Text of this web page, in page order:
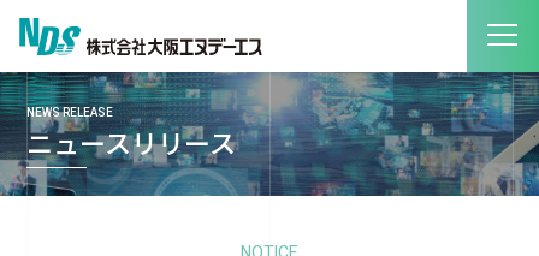
NEWS RELEASE
ニュースリリース